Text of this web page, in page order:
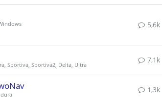
5,6k
Sportiva, Sportiva2, Delta, Ultra
7,1k
1,3k